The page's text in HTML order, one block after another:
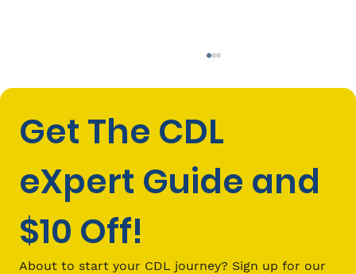
Get The CDL
eXpert Guide and
$10 Off!How Much Does It Cost to Get a CDL
in California?